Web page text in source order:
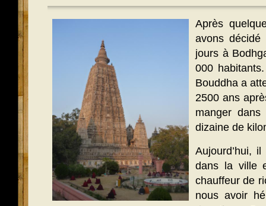
Après
avons
jours à
000
Bouddha a
2500 ans
manger
dizaine de
Aujourd’hui,
dans la ville
chauffeur de
nous avoir